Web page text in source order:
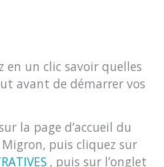
en un clic savoir quelles
avant de démarrer vos
la page d’accueil du
puis cliquez sur
, puis sur l’onglet